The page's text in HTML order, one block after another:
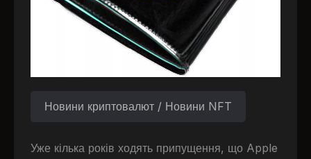
Новини криптовалют / Новини NFT
Уже кілька років ходять припущення, що Apple